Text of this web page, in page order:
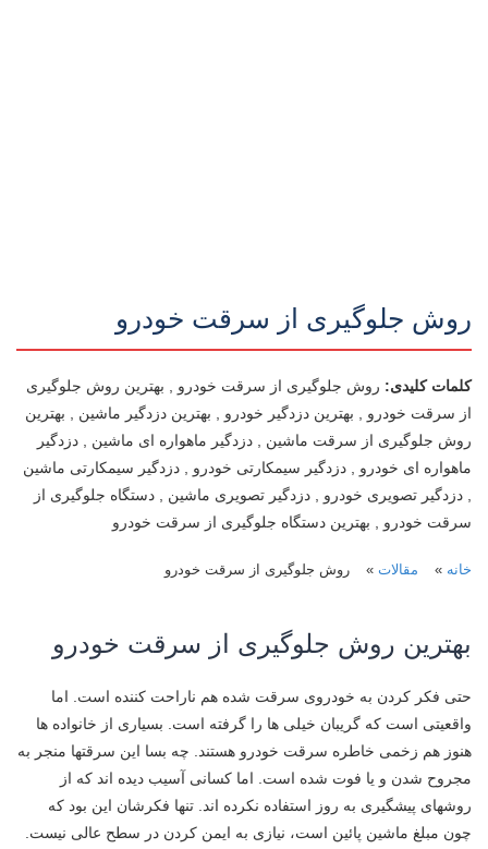
روش جلوگیری از سرقت خودرو
کلمات کلیدی: روش جلوگیری از سرقت خودرو , بهترین روش جلوگیری
از سرقت خودرو , بهترین دزدگیر خودرو , بهترین دزدگیر ماشین , بهترین
روش جلوگیری از سرقت ماشین , دزدگیر ماهواره ای ماشین , دزدگیر
ماهواره ای خودرو , دزدگیر سیمکارتی خودرو , دزدگیر سیمکارتی ماشین
, دزدگیر تصویری خودرو , دزدگیر تصویری ماشین , دستگاه جلوگیری از
سرقت خودرو , بهترین دستگاه جلوگیری از سرقت خودرو
خانه » مقالات » روش جلوگیری از سرقت خودرو
بهترین روش جلوگیری از سرقت خودرو
حتی فکر کردن به خودروی سرقت شده هم ناراحت کننده است. اما
واقعیتی است که گریبان خیلی ها را گرفته است. بسیاری از خانواده ها
هنوز هم زخمی خاطره سرقت خودرو هستند. چه بسا این سرقتها منجر به
مجروح شدن و یا فوت شده است. اما کسانی آسیب دیده اند که از
روشهای پیشگیری به روز استفاده نکرده اند. تنها فکرشان این بود که
چون مبلغ ماشین پائین است، نیازی به ایمن کردن در سطح عالی نیست.